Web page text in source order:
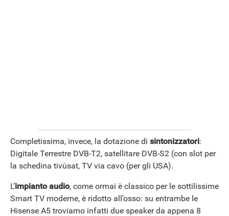
Completissima, invece, la dotazione di sintonizzatori:
Digitale Terrestre DVB-T2, satellitare DVB-S2 (con slot per
la schedina tivùsat, TV via cavo (per gli USA).
L’impianto audio, come ormai è classico per le sottilissime
Smart TV moderne, è ridotto all’osso: su entrambe le
Hisense A5 troviamo infatti due speaker da appena 8